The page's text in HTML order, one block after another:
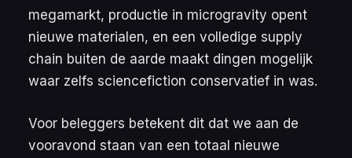
megamarkt, productie in microgravity opent
nieuwe materialen, en een volledige supply
chain buiten de aarde maakt dingen mogelijk
waar zelfs sciencefiction conservatief in was.
Voor beleggers betekent dit dat we aan de
vooravond staan van een totaal nieuwe